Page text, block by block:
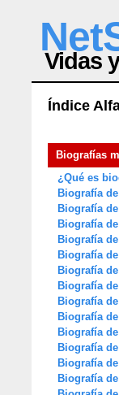
Vidas
Índice
Biografías
¿Qué es
Biografía
Biografía
Biografía
Biografía
Biografía
Biografía
Biografía
Biografía
Biografía
Biografía
Biografía
Biografía
Biografía